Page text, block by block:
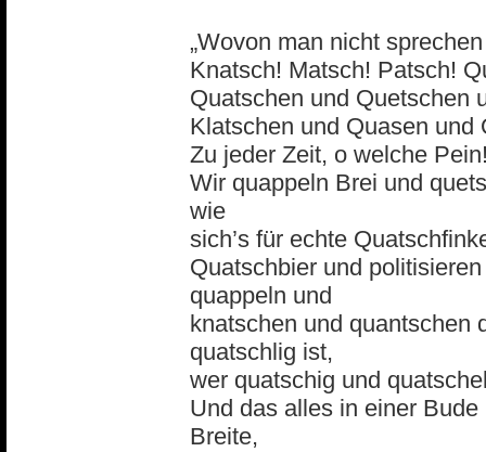
„Wovon man nicht
Knatsch! Matsch! Patsch!
Quatschen und Quetschen
Klatschen und Quasen und
Zu jeder Zeit, o welche
Wir quappeln Brei und
wie
sich’s für echte
Quatschbier und
quappeln und
knatschen und quantschen
quatschlig ist,
wer quatschig und
Und das alles in einer
Breite,